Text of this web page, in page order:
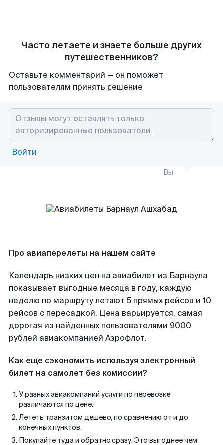
Часто летаете и знаете больше других
путешественников?
Оставьте комментарий — он поможет
пользователям принять решение
Войти
Вы
Про авиаперелеты на нашем сайте
Календарь низких цен на авиабилет из Барнаула
показывает выгодные месяца в году, каждую
неделю по маршруту летают 5 прямых рейсов и 10
рейсов с пересадкой. Цена варьируется, самая
дорогая из найденных пользователями 9000
рублей авиакомпанией Аэрофлот.
Как еще сэкономить используя электронный
билет на самолет без комиссии?
У разных авиакомпаний услуги по перевозке
различаются по цене.
Лететь транзитом дешево, по сравнению от и до
конечных пунктов.
Покупайте туда и обратно сразу. Это выгоднее чем